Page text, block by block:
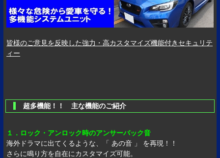
皆様のご意見を反映した強力・高カスタマイズ機能付きセキュリテ
ィー
超多機能！！ 主な機能のご紹介
１．ロック・アンロック時のアンサーバック音
海外ドラマに出てくるような、「 あの音 」 を再現！！
さらに鳴り方を自在にカスタマイズ可能。